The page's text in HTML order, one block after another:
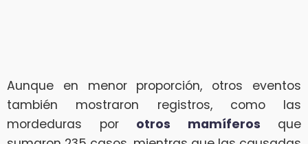
Aunque en menor proporción, otros eventos
también mostraron registros, como las
mordeduras por otros mamíferos que